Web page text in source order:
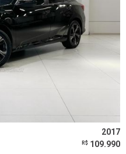
2017
R$ 109.990